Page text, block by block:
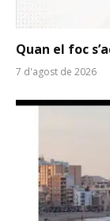
Quan el foc
7 d'agost de 2026